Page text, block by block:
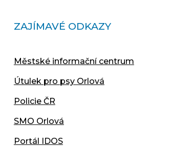
ZAJÍMAVÉ ODKAZY
Městské informační centrum
Útulek pro psy Orlová
Policie ČR
SMO Orlová
Portál IDOS